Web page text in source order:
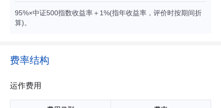
95%×中证500指数收益率＋1%(指年收益率，评价时按期间折
算)。
费率结构
运作费用